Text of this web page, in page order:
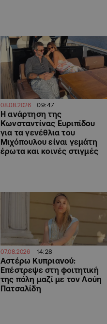
08.08.2026 09:47
Η ανάρτηση της
Kωνσταντίνας Ευριπίδου
για τα γενέθλια του
Μιχόπουλου είναι γεμάτη
έρωτα και κοινές στιγμές
07.08.2026 14:28
Αστέρω Κυπριανού:
Επέστρεψε στη φοιτητική
της πόλη μαζί με τον Λούη
Πατσαλίδη